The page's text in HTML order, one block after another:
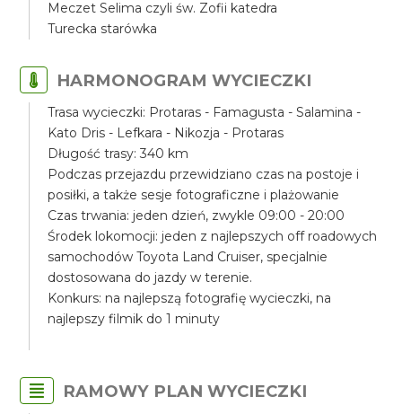
Meczet Selima czyli św. Zofii katedra
Turecka starówka
HARMONOGRAM WYCIECZKI
Trasa wycieczki: Protaras - Famagusta - Salamina -
Kato Dris - Lefkara - Nikozja - Protaras
Długość trasy: 340 km
Podczas przejazdu przewidziano czas na postoje i
posiłki, a także sesje fotograficzne i plażowanie
Czas trwania: jeden dzień, zwykle 09:00 - 20:00
Środek lokomocji: jeden z najlepszych off roadowych
samochodów Toyota Land Cruiser, specjalnie
dostosowana do jazdy w terenie.
Konkurs: na najlepszą fotografię wycieczki, na
najlepszy filmik do 1 minuty
RAMOWY PLAN WYCIECZKI